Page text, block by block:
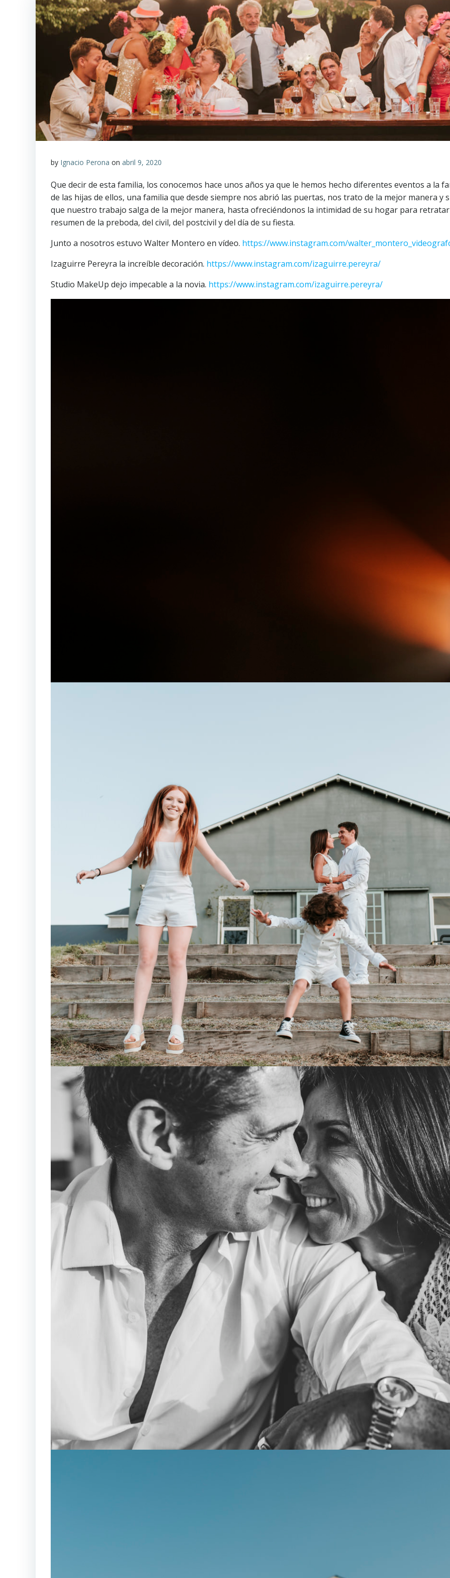
by Ignacio Perona on abril 9, 2020
Que decir de esta familia, los conocemos hace unos años ya que le hemos hecho diferentes eventos a la
de las hijas de ellos, una familia que desde siempre nos abrió las puertas, nos trato de la mejor manera
que nuestro trabajo salga de la mejor manera, hasta ofreciéndonos la intimidad de su hogar para
resumen de la preboda, del civil, del postcivil y del día de su fiesta.
Junto a nosotros estuvo Walter Montero en vídeo. https://www.instagram.com/
Izaguirre Pereyra la increíble decoración. https://www.instagram.com/izaguirre.pereyra/
Studio MakeUp dejo impecable a la novia. https://www.instagram.com/izaguirre.pereyra/